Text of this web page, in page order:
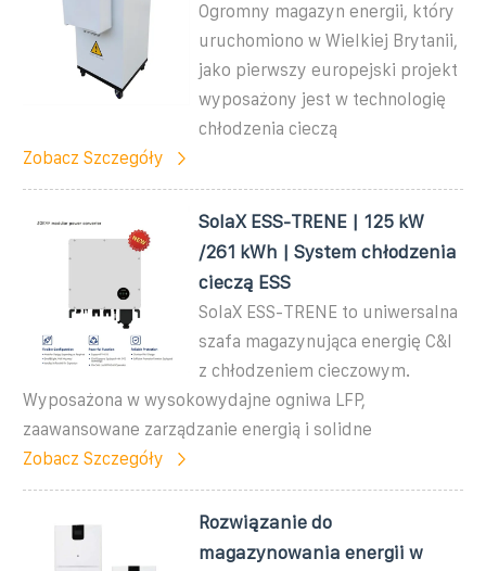
Ogromny magazyn energii, który
uruchomiono w Wielkiej Brytanii,
jako pierwszy europejski projekt
wyposażony jest w technologię
chłodzenia cieczą
Zobacz Szczegóły
SolaX ESS-TRENE | 125 kW
/261 kWh | System chłodzenia
cieczą ESS
SolaX ESS-TRENE to uniwersalna
szafa magazynująca energię C&I
z chłodzeniem cieczowym.
Wyposażona w wysokowydajne ogniwa LFP,
zaawansowane zarządzanie energią i solidne
Zobacz Szczegóły
Rozwiązanie do
magazynowania energii w